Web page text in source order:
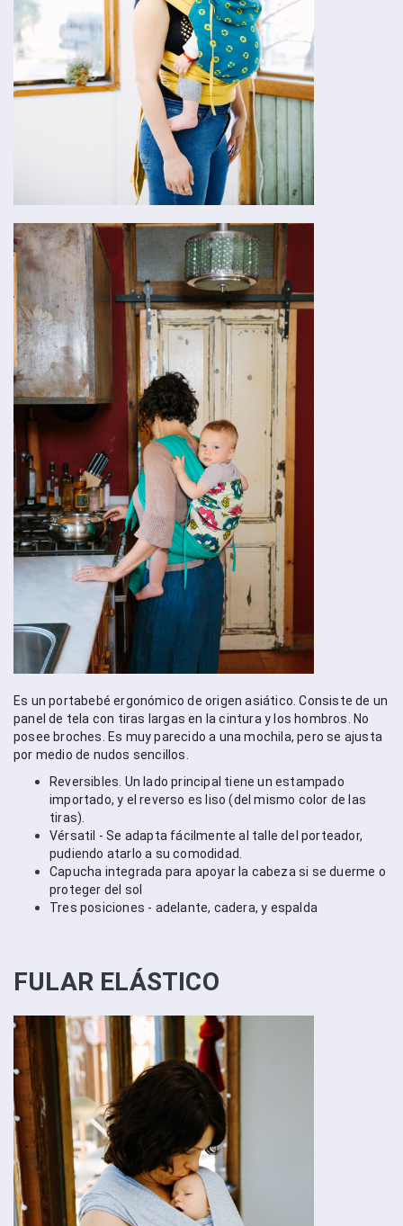
Es un portabebé ergonómico de origen asiático. Consiste de un
panel de tela con tiras largas en la cintura y los hombros. No
posee broches. Es muy parecido a una mochila, pero se ajusta
por medio de nudos sencillos.
Reversibles. Un lado principal tiene un estampado
importado, y el reverso es liso (del mismo color de las
tiras).
Vérsatil - Se adapta fácilmente al talle del porteador,
pudiendo atarlo a su comodidad.
Capucha integrada para apoyar la cabeza si se duerme o
proteger del sol
Tres posiciones - adelante, cadera, y espalda
FULAR ELÁSTICO